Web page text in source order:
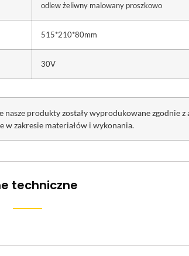
odlew żeliwny malowany proszkowo
515*210*80mm
30V
produkty zostały wyprodukowane zgodnie
w zakresie materiałów i wykonania.
techniczne